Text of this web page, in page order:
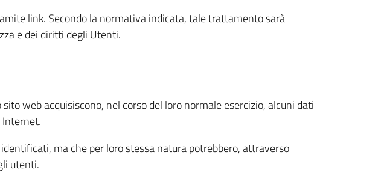
link. Secondo la normativa indicata, tale trattamento sarà
e dei diritti degli Utenti.
web acquisiscono, nel corso del loro normale esercizio, alcuni dati
Internet.
ma che per loro stessa natura potrebbero, attraverso
utenti.